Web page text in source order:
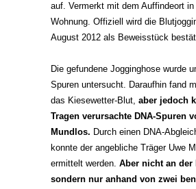
auf. Vermerkt mit dem Auffindeort
Wohnung. Offiziell wird die
August 2012 als Beweisstück
Die gefundene Jogginghose wurde
Spuren untersucht. Daraufhin fand
das Kiesewetter-Blut, aber jedoch
Tragen verursachte DNA-Spuren
Mundlos. Durch einen DNA-
konnte der angebliche Träger Uwe
ermittelt werden. Aber nicht an der
sondern nur anhand von zwei